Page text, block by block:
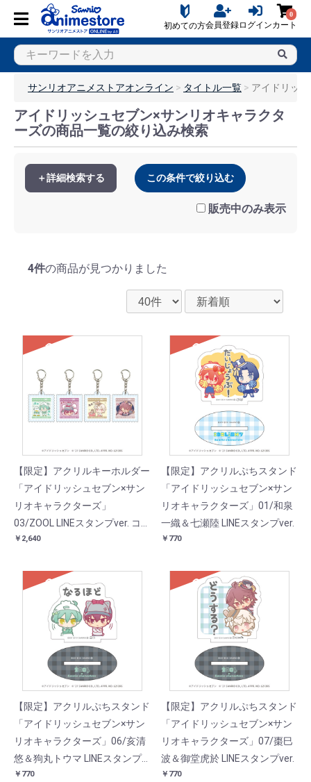
初めての方会員登録ログイン
0
カート
サンリオアニメストアオンライン タイトル一覧 アイドリッ
アイドリッシュセブン×サンリオキャラクタ
ーズの商品一覧の絞り込み検索
＋詳細検索する この条件で絞り込む
販売中のみ表示
4件の商品が見つかりました
SOLD
【限定】アクリルキーホルダー
「アイドリッシュセブン×サン
リオキャラクターズ」
03/ZOOL LINEスタンプver. コ
ンプリートBOX(全4種)(イラス
￥2,640
SOLD
【限定】アクリルぷちスタンド
「アイドリッシュセブン×サン
リオキャラクターズ」01/和泉
一織＆七瀬陸 LINEスタンプver.
￥770
SOLD
【限定】アクリルぷちスタンド
「アイドリッシュセブン×サン
リオキャラクターズ」06/亥清
悠＆狗丸トウマ LINEスタンプ
ver.
￥770
SOLD
【限定】アクリルぷちスタンド
「アイドリッシュセブン×サン
リオキャラクターズ」07/棗巳
波＆御堂虎於 LINEスタンプver.
￥770